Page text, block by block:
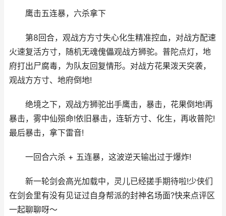
鹰击五连暴，六杀拿下
第8回合，观战方方寸失心化生精准控血，对战方配速
火速复活方寸，随机无魂傀儡观战方狮驼。普陀点灯，地
府打出尸腐毒，为队友回复情形。对战方花果泼天突袭，
观战方方寸、地府倒地!
绝境之下，观战方狮驼出手鹰击，暴击，花果倒地!再
暴击，雾中仙殒命!依旧暴击，连斩方寸、化生，再收普陀!
最后暴击，拿下雷音!
一回合六杀 + 五连暴，这波逆天输出过于爆炸!
新一轮剑会高光加载中，灵儿已经搓手期待啦!少侠们
在剑会里有没有见证过自身帮派的封神名场面?快来点评区
一起聊聊呀～